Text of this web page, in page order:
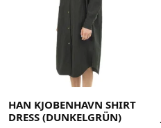
Small
HAN KJOBENHAVN SHIRT
DRESS (DUNKELGRÜN)